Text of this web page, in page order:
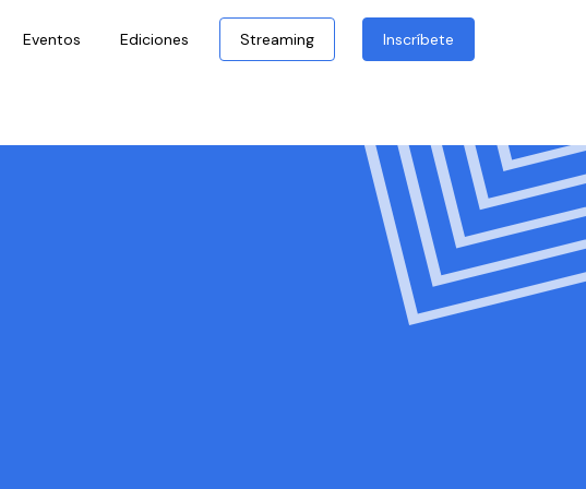
Eventos Ediciones Streaming Inscríbete